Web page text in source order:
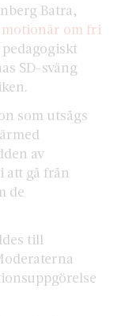
Batra,
motionär om fri
SD-sväng
som utsågs
av
att gå från
de
till